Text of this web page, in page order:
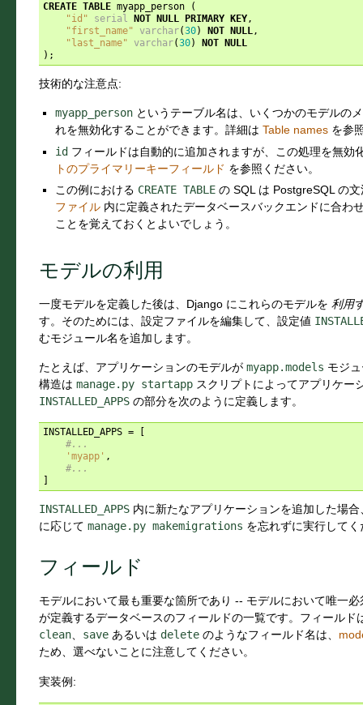
CREATE TABLE myapp_person
(
"id"
serial NOT NULL PRIMARY KEY,
"first_name" varchar(30) NOT NULL,
"last_name" varchar(30) NOT
NULL
);
技術的な注意点:
myapp_person というテーブル名は、いくつかのモデルの
れを無効化することができます。詳細は Table names を参
id フィールドは自動的に追加されますが、この処理を無効
トのプライマリーキーフィールド を参照ください。
この例における CREATE TABLE の SQL は PostgreSQL の
ファイル 内に定義されたデータベースバックエンドに合わ
ことを覚えておくとよいでしょう。
モデルの利用
一度モデルを定義した後は、Django にこれらのモデルを 利用
す。そのためには、設定ファイルを編集して、設定値
むモジュール名を追加します。
たとえば、アプリケーションのモデルが myapp.models モジ
構造は manage.py startapp スクリプトによってアプリケー
INSTALLED_APPS の部分を次のように定義します。
INSTALLED_APPS =
#...
'myapp' ,
#...
INSTALLED_APPS 内に新たなアプリケーションを追加した場合
に応じて manage.py makemigrations を忘れずに実行してく
フィールド
モデルにおいて最も重要な箇所であり -- モデルにおいて唯一
が定義するデータベースのフィールドの一覧です。フィール
clean
save あるいは delete のようなフィールド名は、
ため、選べないことに注意してください。
実装例: